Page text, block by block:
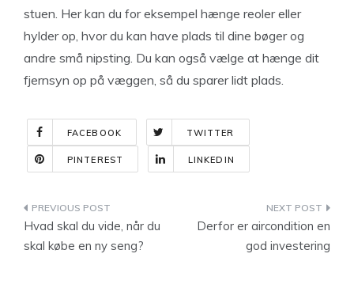
stuen. Her kan du for eksempel hænge reoler eller
hylder op, hvor du kan have plads til dine bøger og
andre små nipsting. Du kan også vælge at hænge dit
fjernsyn op på væggen, så du sparer lidt plads.
FACEBOOK TWITTER
PINTEREST LINKEDIN
Indlægsnavigation
Hvad skal du vide, når du
skal købe en ny seng?
Derfor er aircondition en
god investering